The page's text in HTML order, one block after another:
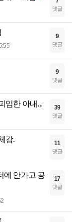
댓글
9
댓글
9
댓글
임한 아내... 39
댓글
감. 11
댓글
에 안가고 공
17
댓글